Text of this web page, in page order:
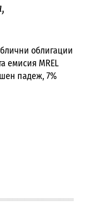
облигации
емисия MREL
падеж, 7%